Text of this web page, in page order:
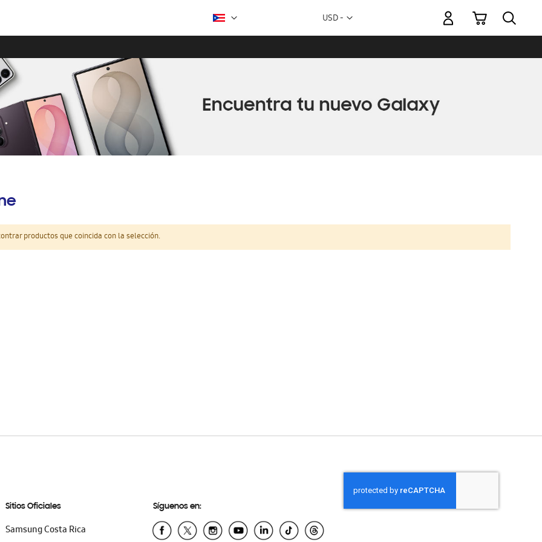
Moneda
USD -
Mi carrito
productos que coincida con la selección.
Sitios Oficiales
Samsung Costa Rica
Síguenos en: